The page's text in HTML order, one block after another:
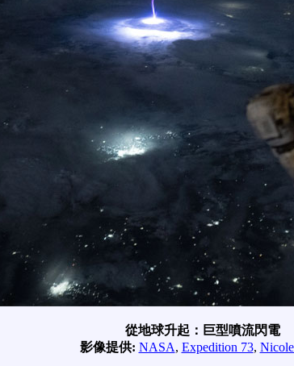
從地球升起：巨型噴流閃電
影像提供: NASA, Expedition 73,